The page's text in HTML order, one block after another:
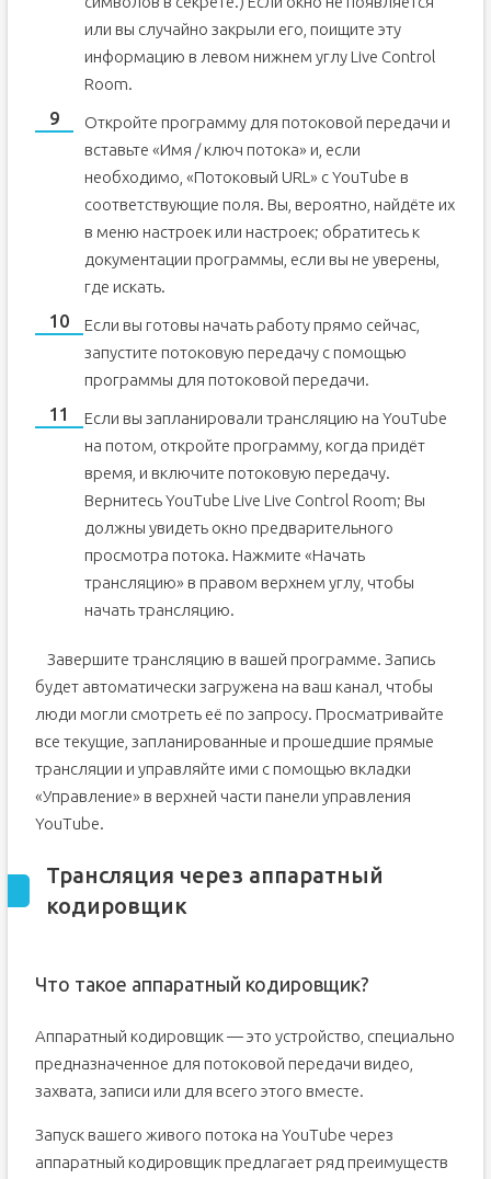
или вы случайно закрыли его, поищите эту
информацию в левом нижнем углу Live Control
Room.
Откройте программу для потоковой передачи и
вставьте «Имя / ключ потока» и, если
необходимо, «Потоковый URL» с YouTube в
соответствующие поля. Вы, вероятно, найдёте их
в меню настроек или настроек; обратитесь к
документации программы, если вы не уверены,
где искать.
Если вы готовы начать работу прямо сейчас,
запустите потоковую передачу с помощью
программы для потоковой передачи.
Если вы запланировали трансляцию на YouTube
на потом, откройте программу, когда придёт
время, и включите потоковую передачу.
Вернитесь YouTube Live Live Control Room; Вы
должны увидеть окно предварительного
просмотра потока. Нажмите «Начать
трансляцию» в правом верхнем углу, чтобы
начать трансляцию.
Завершите трансляцию в вашей программе. Запись
будет автоматически загружена на ваш канал, чтобы
люди могли смотреть её по запросу. Просматривайте
все текущие, запланированные и прошедшие прямые
трансляции и управляйте ими с помощью вкладки
«Управление» в верхней части панели управления
YouTube.
Трансляция через аппаратный
кодировщик
Что такое аппаратный кодировщик?
Аппаратный кодировщик — это устройство, специально
предназначенное для потоковой передачи видео,
захвата, записи или для всего этого вместе.
Запуск вашего живого потока на YouTube через
аппаратный кодировщик предлагает ряд преимуществ